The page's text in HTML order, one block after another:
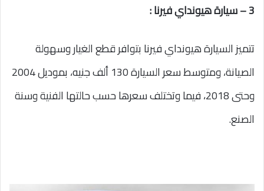
3 – سيارة هيونداي فيرنا :
تتميز السيارة هيونداي فيرنا بتوافر قطع الغيار وسهولة
الصيانة، ومتوسط سعر السيارة 130 ألف جنيه، بموديل 2004
وحتى 2018، فيما وتختلف سعرها حسب حالتها الفنية وسنة
الصنع.